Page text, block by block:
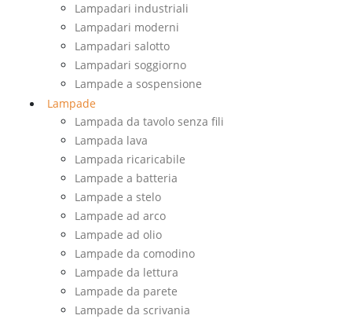
Lampadari industriali
Lampadari moderni
Lampadari salotto
Lampadari soggiorno
Lampade a sospensione
Lampade
Lampada da tavolo senza fili
Lampada lava
Lampada ricaricabile
Lampade a batteria
Lampade a stelo
Lampade ad arco
Lampade ad olio
Lampade da comodino
Lampade da lettura
Lampade da parete
Lampade da scrivania